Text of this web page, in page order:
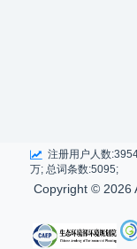
注册用户人数
万; 总词条数:5095;
Copyright © 2026